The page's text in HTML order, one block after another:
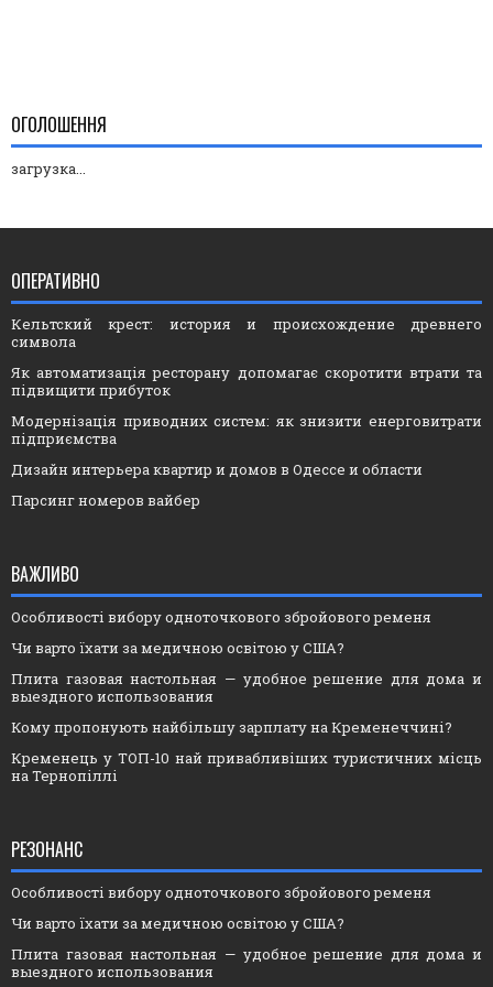
ОГОЛОШЕННЯ
загрузка...
ОПЕРАТИВНО
Кельтский крест: история и происхождение древнего
символа
Як автоматизація ресторану допомагає скоротити втрати та
підвищити прибуток
Модернізація приводних систем: як знизити енерговитрати
підприємства
Дизайн интерьера квартир и домов в Одессе и области
Парсинг номеров вайбер
ВАЖЛИВО
Особливості вибору одноточкового збройового ременя
Чи варто їхати за медичною освітою у США?
Плита газовая настольная — удобное решение для дома и
выездного использования
Кому пропонують найбільшу зарплату на Кременеччині?
Кременець у ТОП-10 най привабливіших туристичних місць
на Тернопіллі
РЕЗОНАНС
Особливості вибору одноточкового збройового ременя
Чи варто їхати за медичною освітою у США?
Плита газовая настольная — удобное решение для дома и
выездного использования